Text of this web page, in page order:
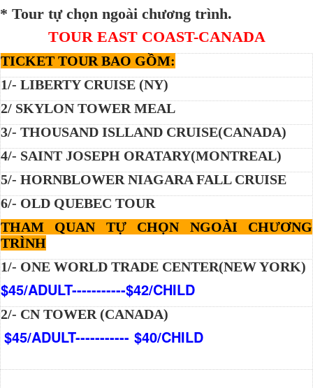
* Tour tự chọn ngoài chương trình.
TOUR EAST COAST-CANADA
TICKET TOUR BAO GỒM:
1/- LIBERTY CRUISE (NY)
2/ SKYLON TOWER MEAL
3/- THOUSAND ISLLAND CRUISE(CANADA)
4/- SAINT JOSEPH ORATARY(MONTREAL)
5/- HORNBLOWER NIAGARA FALL CRUISE
6/- OLD QUEBEC TOUR
THAM QUAN TỰ CHỌN NGOÀI CHƯƠNG
TRÌNH
1/- ONE WORLD TRADE CENTER(NEW YORK)
$45/ADULT-----------$42/CHILD
2/- CN TOWER (CANADA)
$45/ADULT----------- $40/CHILD
​